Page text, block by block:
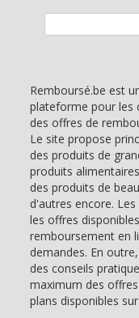
Remboursé.be est
plateforme pour les
des offres de
Le site propose
des produits de
produits
des produits de
d'autres encore.
les offres
remboursement en
demandes. En
des conseils
maximum des
plans disponibles